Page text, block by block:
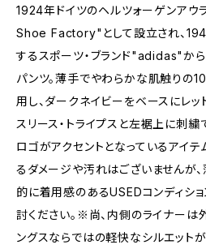
1924年ドイツのヘルツォーゲンア
Shoe Factory"として設立され、
するスポーツ・ブランド"adidas"か
パンツ。薄手でやわらかな肌触りの
用し、ダークネイビーをベースにレ
スリース・トライプスと左裾上に刺繍
ロゴがアクセントとなっているアイ
るダメージや汚れはございませんが
的に着用感のあるUSEDコンディシ
討ください。※尚、内側のライナーは
ングスならではの軽快なシルエット